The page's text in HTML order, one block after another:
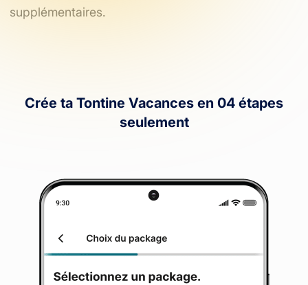
supplémentaires.
Crée ta Tontine Vacances en 04 étapes
seulement